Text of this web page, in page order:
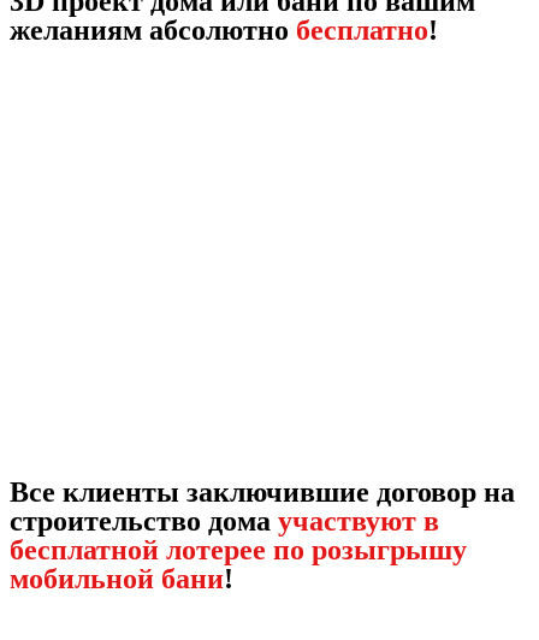
желаниям абсолютно бесплатно!
Все клиенты заключившие договор на
строительство дома участвуют в
бесплатной лотерее по розыгрышу
мобильной бани!